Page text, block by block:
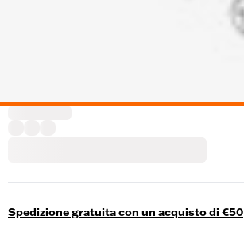
Spedizione gratuita con un acquisto di €50